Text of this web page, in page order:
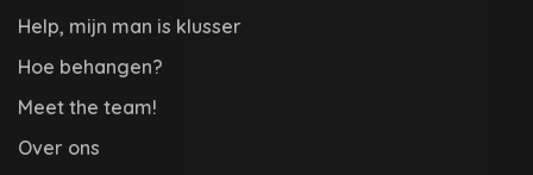
Help, mijn man is klusser
Hoe behangen?
Meet the team!
Over ons